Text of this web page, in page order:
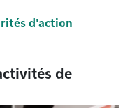
d'action
de